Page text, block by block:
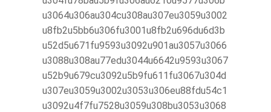
u3064u306au304cu308au307eu3059u3002
u8fb2u5bb6u306fu3001u8fb2u696du6d3b
u52d5u671fu9593u3092u901au3057u3066
u3088u308au77edu3044u6642u9593u3067
u52b9u679cu3092u5b9fu611fu3067u304d
u307eu3059u3002u3053u306eu88fdu54c1
u3092u4f7fu7528u3059u308bu3053u3068